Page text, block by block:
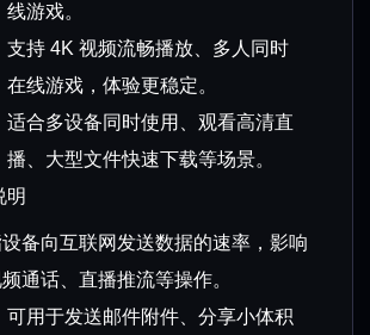
线游戏。
支持 4K 视频流畅播放、多人同时
在线游戏，体验更稳定。
适合多设备同时使用、观看高清直
播、大型文件快速下载等场景。
明
设备向互联网发送数据的速率，影响
通话、直播推流等操作。
可用于发送邮件附件、分享小体积